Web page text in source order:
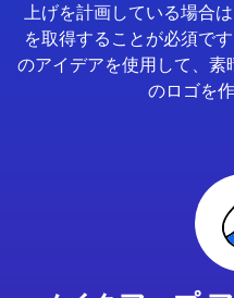
上げを計画している場合
を取得することが必須で
のアイデアを使用して、素
のロゴを